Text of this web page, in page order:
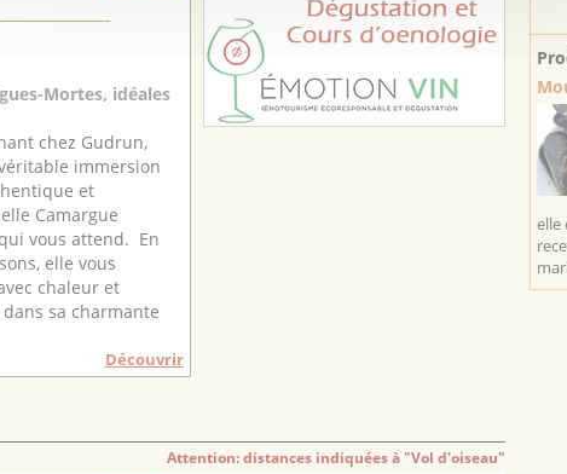
Mortes, idéales
chez Gudrun,
immersion
et
Camargue
vous attend. En
elle vous
chaleur et
sa charmante
Découvrir
Attention: distances indiquées à "Vol d'oiseau"
elle